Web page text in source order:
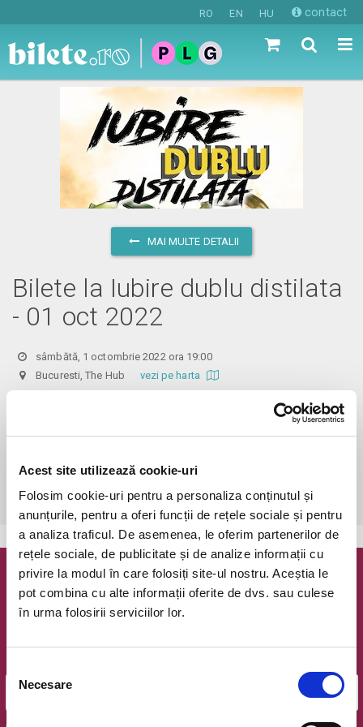
Acest site utilizează cookie-uri
Folosim cookie-uri pentru a personaliza conținutul și
anunțurile, pentru a oferi funcții de rețele sociale și pentru
a analiza traficul. De asemenea, le oferim partenerilor de
rețele sociale, de publicitate și de analize informații cu
privire la modul în care folosiți site-ul nostru. Aceștia le
pot combina cu alte informații oferite de dvs. sau culese
în urma folosirii serviciilor lor.
consimțământului
Necesare
RO EN HU contact
MAI MULTE DETALII
Bilete la Iubire dublu distilata
- 01 oct 2022
sâmbătă, 1 octombrie 2022 ora 19:00
Bucuresti, The Hub vezi pe harta
În funcție de ora de începere, accesul în sală se poate face cu o
oră / cu 40 minute mai devreme, fiind permis cu până la 10 minute
Informații suplimentare, la nr. de telefon 0773 825 249.
Newsletter @ Bilete.ro